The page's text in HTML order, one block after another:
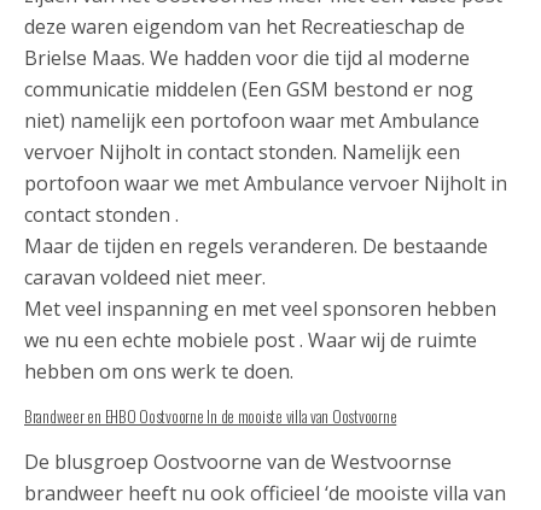
deze waren eigendom van het Recreatieschap de
Brielse Maas. We hadden voor die tijd al moderne
communicatie middelen (Een GSM bestond er nog
niet) namelijk een portofoon waar met Ambulance
vervoer Nijholt in contact stonden. Namelijk een
portofoon waar we met Ambulance vervoer Nijholt in
contact stonden .
Maar de tijden en regels veranderen. De bestaande
caravan voldeed niet meer.
Met veel inspanning en met veel sponsoren hebben
we nu een echte mobiele post . Waar wij de ruimte
hebben om ons werk te doen.
Brandweer en EHBO Oostvoorne In de mooiste villa van Oostvoorne
De blusgroep Oostvoorne van de Westvoornse
brandweer heeft nu ook officieel ‘de mooiste villa van